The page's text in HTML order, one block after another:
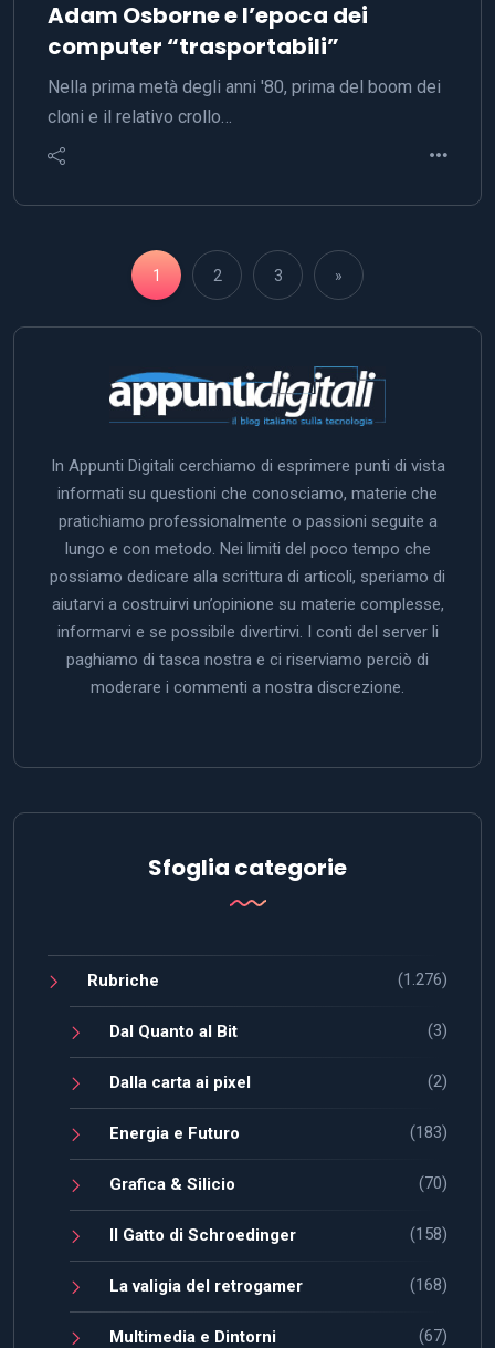
Adam Osborne e l’epoca dei
computer “trasportabili”
Nella prima metà degli anni '80, prima del boom dei
cloni e il relativo crollo…
1 2 3 »
In Appunti Digitali cerchiamo di esprimere punti di vista
informati su questioni che conosciamo, materie che
pratichiamo professionalmente o passioni seguite a
lungo e con metodo. Nei limiti del poco tempo che
possiamo dedicare alla scrittura di articoli, speriamo di
aiutarvi a costruirvi un’opinione su materie complesse,
informarvi e se possibile divertirvi. I conti del server li
paghiamo di tasca nostra e ci riserviamo perciò di
moderare i commenti a nostra discrezione.
Sfoglia categorie
Rubriche (1.276)
Dal Quanto al Bit (3)
Dalla carta ai pixel (2)
Energia e Futuro (183)
Grafica & Silicio (70)
Il Gatto di Schroedinger (158)
La valigia del retrogamer (168)
Multimedia e Dintorni (67)